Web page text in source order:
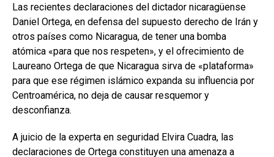
Las recientes declaraciones del dictador nicaragüense
Daniel Ortega, en defensa del supuesto derecho de Irán y
otros países como Nicaragua, de tener una bomba
atómica «para que nos respeten», y el ofrecimiento de
Laureano Ortega de que Nicaragua sirva de «plataforma»
para que ese régimen islámico expanda su influencia por
Centroamérica, no deja de causar resquemor y
desconfianza.
A juicio de la experta en seguridad Elvira Cuadra, las
declaraciones de Ortega constituyen una amenaza a